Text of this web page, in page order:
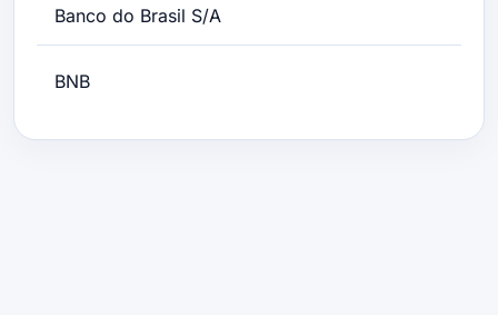
Banco do Brasil S/A
BNB